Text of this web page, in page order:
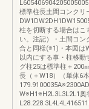
標準柱長土間コンクリ
柱を切断する場合はこ
い。注記）・土間コン
合と同様(※1)・本図は
以内にする事・柱移動
グ柱25は標準柱＋200
長（＋W18）（単体6
W※H1※H2L3L3L2L1奥